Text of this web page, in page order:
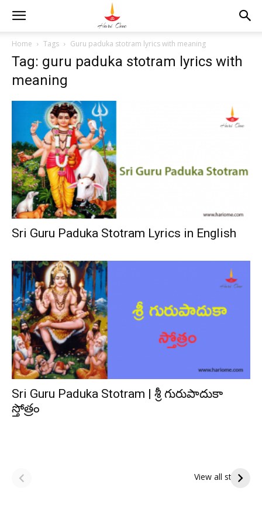
Home Tags Guru paduka stotram lyrics with meaning
Tag: guru paduka stotram lyrics with
meaning
Sri Guru Paduka Stotram Lyrics in English
Sri Guru Paduka Stotram | శ్రీ గురుపాదుకా
స్తోత్రం
View all stories
పితృదేవతల ఆశీర్వాదం
పొందే పవిత్ర రోజు
ఇంద్రకీలాద్రి గిరి ప్రదక్షిణ